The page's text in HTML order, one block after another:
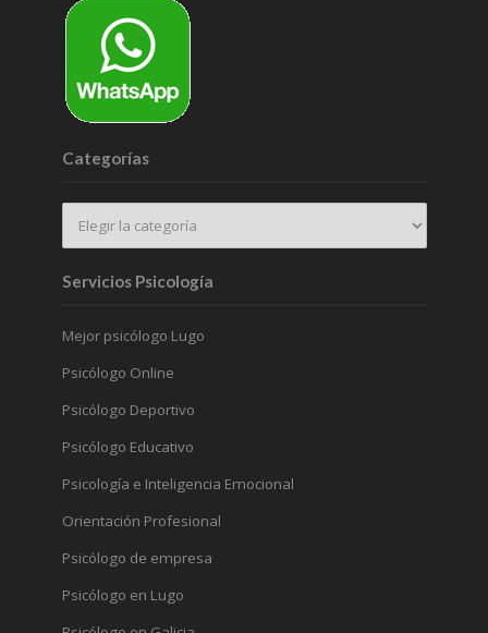
Categorías
Servicios Psicología
Mejor psicólogo Lugo
Psicólogo Online
Psicólogo Deportivo
Psicólogo Educativo
Psicología e Inteligencia Emocional
Orientación Profesional
Psicólogo de empresa
Psicólogo en Lugo